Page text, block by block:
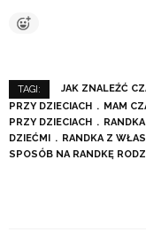
TAGI: JAK ZNALEŹĆ
PRZY DZIECIACH
MAM
PRZY DZIECIACH
DZIEĆMI
RANDKA Z
SPOSÓB NA RANDKĘ